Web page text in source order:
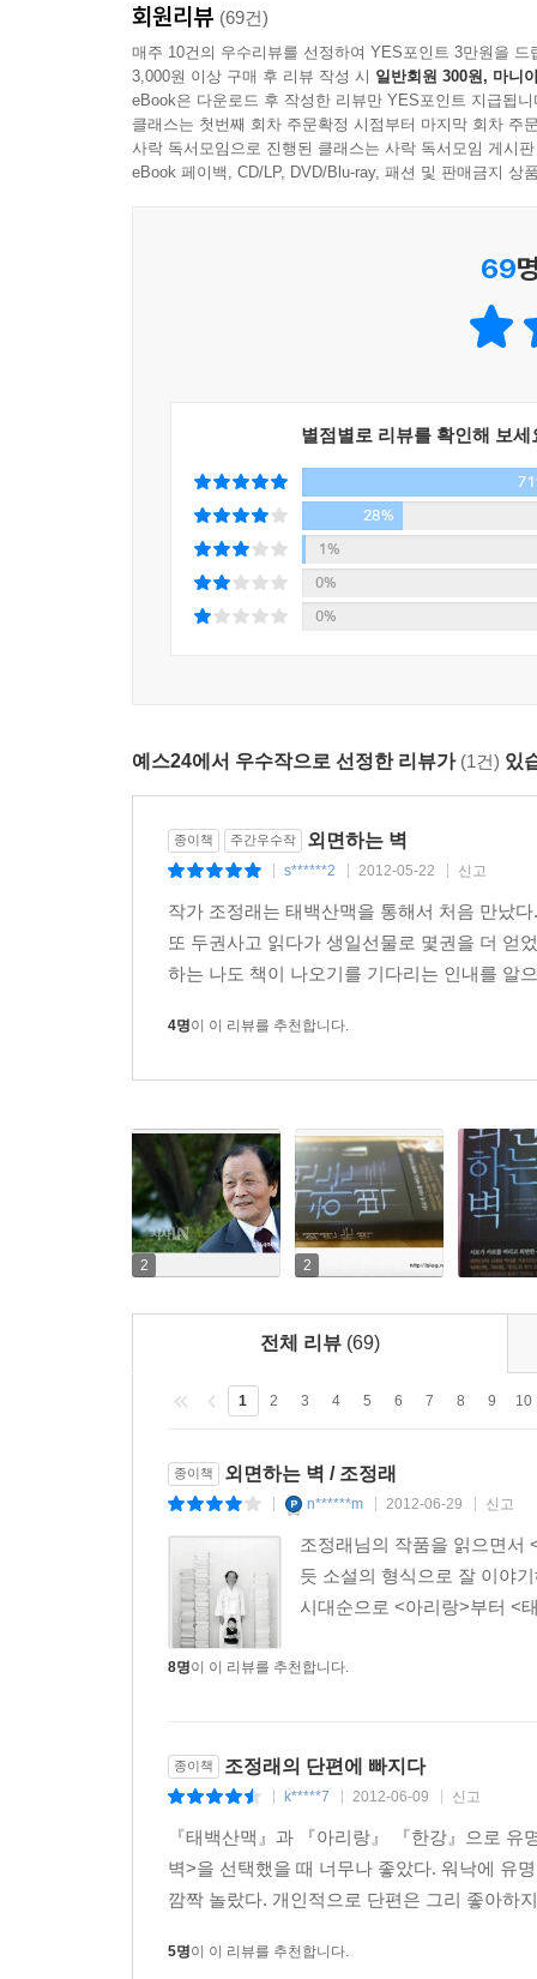
또 한 여자가 노골적인 호기심을 드러내며 물었다.
“이거 참 큰 야단났네. 시체를 이고 어떻게 잠을 자
금방 시체에서 썩은 물이라도 뚝뚝 떨어지는 듯
옆에 서 있던 세 여자는 비로소 자기들 바로 위층
을 수 있을 것인가. 생각만 해도 소름이 끼칠 일인
수록한 것으로, 1999년 [조정래 문학전집](전9
개정판이다. 1970년에 등단해 올해로 집필 42
근대화가 빚어낸 소통의 단절과 각박한 사회상, 전
사상범으로 붙들려 해도 들지 않는 암벽 감옥에
부모와 함께하지 못하는 어린 소년이 겪을 수 있
아픔에 대해 청년작가의 고뇌를 담고 있는 작품
어느 시골 마을에서의 귀신 소동에 빗대 비꼬고
문학평론가 하정일은, 자본주의적 근대화가 농
작가가 고심했던 시대적 가치가 지금도 실감
『외면하는 벽』은 우리 자신을 되돌아보기 위해
회원리뷰 (69건)
매주 10건의 우수리뷰를 선정하여 YES포인트 3만원을 드
3,000원 이상 구매 후 리뷰 작성 시 일반회원 300원, 마니
eBook은 다운로드 후 작성한 리뷰만 YES포인트 지급됩니
클래스는 첫번째 회차 주문확정 시점부터 마지막 회차 주
사락 독서모임으로 진행된 클래스는 사락 독서모임 게시
eBook 페이백, CD/LP, DVD/Blu-ray, 패션 및 판매금지 상
69
별점별로 리뷰를 확인해 보세
28%
1%
0%
0%
예스24에서 우수작으로 선정한 리뷰가 (1건) 있
종이책 주간우수작 외면하는 벽
s******2 2012-05-22 신고
작가 조정래는 태백산맥을 통해서 처음 만났
또 두권사고 읽다가 생일선물로 몇권을 더 얻
하는 나도 책이 나오기를 기다리는 인내를 알
4명이 이 리뷰를 추천합니다.
2 2
전체 리뷰 (69)
1 2 3 4 5 6 7 8 9 10
종이책 외면하는 벽 / 조정래
n******m 2012-06-29 신고
조정래님의 작품을 읽으면서
듯 소설의 형식으로 잘 이야
시대순으로 <아리랑>부터 <
8명이 이 리뷰를 추천합니다.
종이책 조정래의 단편에 빠지다
k*****7 2012-06-09 신고
『태백산맥』과 『아리랑』 『한강』으로
벽>을 선택했을 때 너무나 좋았다. 워낙에 유
깜짝 놀랐다. 개인적으로 단편은 그리 좋아하
5명이 이 리뷰를 추천합니다.